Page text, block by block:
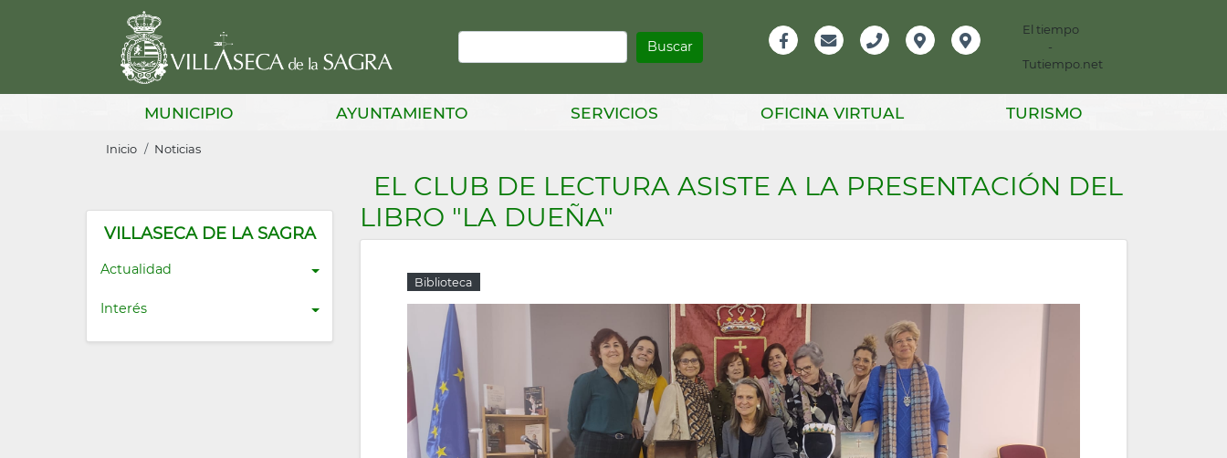
Buscar
Información
El tiempo
-
Tutiempo.net
MUNICIPIO AYUNTAMIENTO SERVICIOS OFICINA VIRTUAL TURISMO
Sobrescribir
de
ayuda
a
la
Inicio Noticias
VILLASECA DE LA SAGRA
Actualidad
Interés
EL CLUB DE LECTURA ASISTE A LA PRESENTACIÓN DEL
LIBRO "LA DUEÑA"
Biblioteca